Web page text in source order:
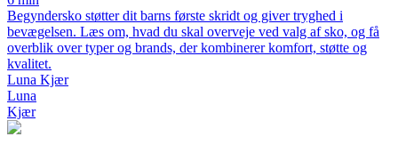
Begyndersko støtter dit barns første skridt og giver tryghed i
bevægelsen. Læs om, hvad du skal overveje ved valg af sko, og få
overblik over typer og brands, der kombinerer komfort, støtte og
kvalitet.
Luna Kjær
Luna
Kjær